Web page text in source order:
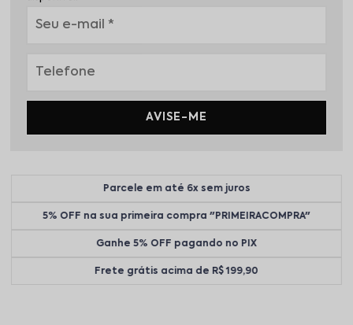
AVISE-ME
Parcele em até 6x sem juros
5% OFF na sua primeira compra "PRIMEIRACOMPRA"
Ganhe 5% OFF pagando no PIX
Frete grátis acima de R$ 199,90